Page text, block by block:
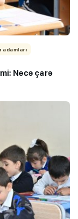
adamları
Necə çarə